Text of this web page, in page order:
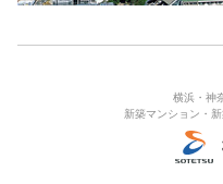
横浜・神
新築マンション・